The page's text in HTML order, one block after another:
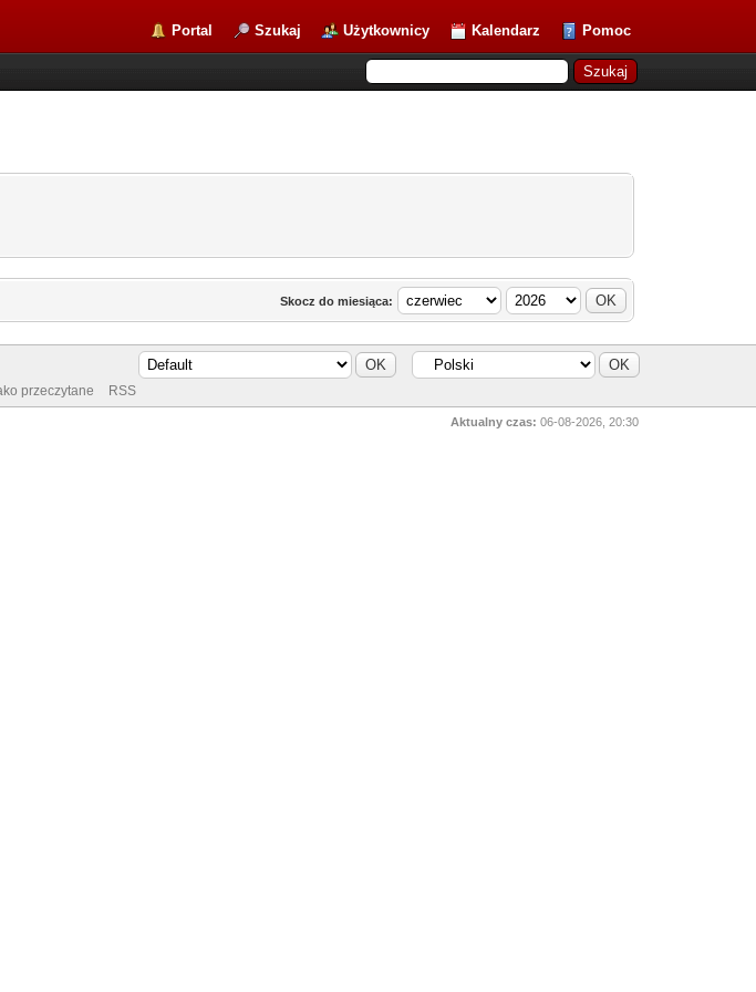
Portal Szukaj Użytkownicy Kalendarz Pomoc
Skocz do miesiąca:
przeczytane RSS
Aktualny czas: 06-08-2026, 20:30